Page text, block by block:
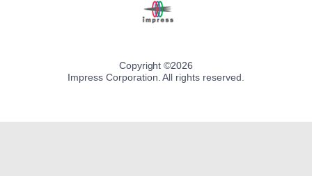
Copyright ©2026
Impress Corporation. All rights reserved.